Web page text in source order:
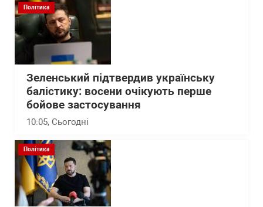
Політика
Зеленський підтвердив українську
балістику: восени очікують перше
бойове застосування
10:05, Сьогодні
Політика